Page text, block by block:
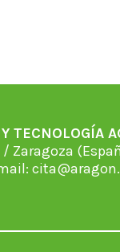
TECNOLOGÍA
Zaragoza